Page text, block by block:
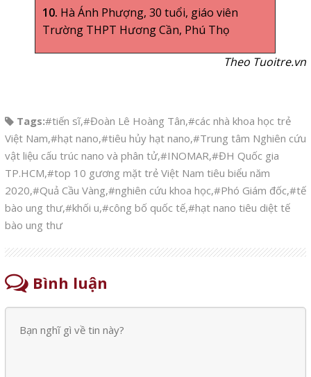
10. Hà Ánh Phượng, 30 tuổi, giáo viên
Trường THPT Hương Cần, Phú Thọ
Theo Tuoitre.vn
Tags:#tiến sĩ,#Đoàn Lê Hoàng Tân,#các nhà khoa học trẻ
Việt Nam,#hạt nano,#tiêu hủy hạt nano,#Trung tâm Nghiên cứu
vật liệu cấu trúc nano và phân tử,#INOMAR,#ĐH Quốc gia
TP.HCM,#top 10 gương mặt trẻ Việt Nam tiêu biểu năm
2020,#Quả Cầu Vàng,#nghiên cứu khoa học,#Phó Giám đốc,#tế
bào ung thư,#khối u,#công bố quốc tế,#hạt nano tiêu diệt tế
bào ung thư
Bình luận